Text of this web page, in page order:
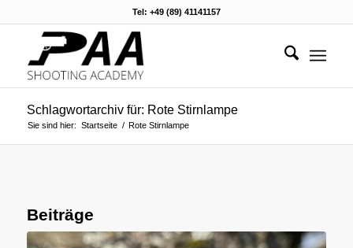
Tel: +49 (89) 41141157
Schlagwortarchiv für: Rote Stirnlampe
Sie sind hier: Startseite / Rote Stirnlampe
Beiträge